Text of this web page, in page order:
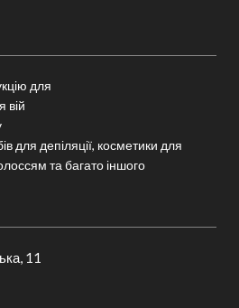
для
вій
для депіляції, косметики для
та багато іншого
11